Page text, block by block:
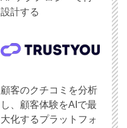
設計する
顧客のクチコミを分析
し、顧客体験をAIで最
大化するプラットフォ